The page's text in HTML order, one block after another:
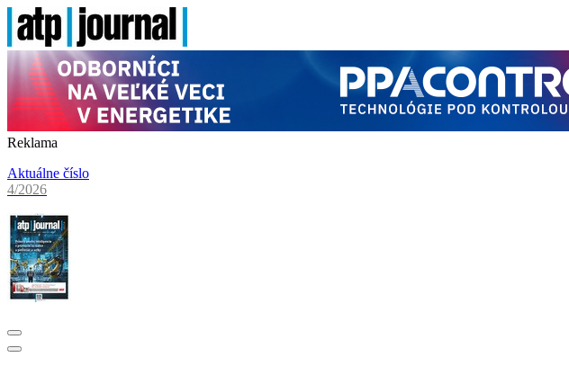
Reklama
Aktuálne číslo
4/2026